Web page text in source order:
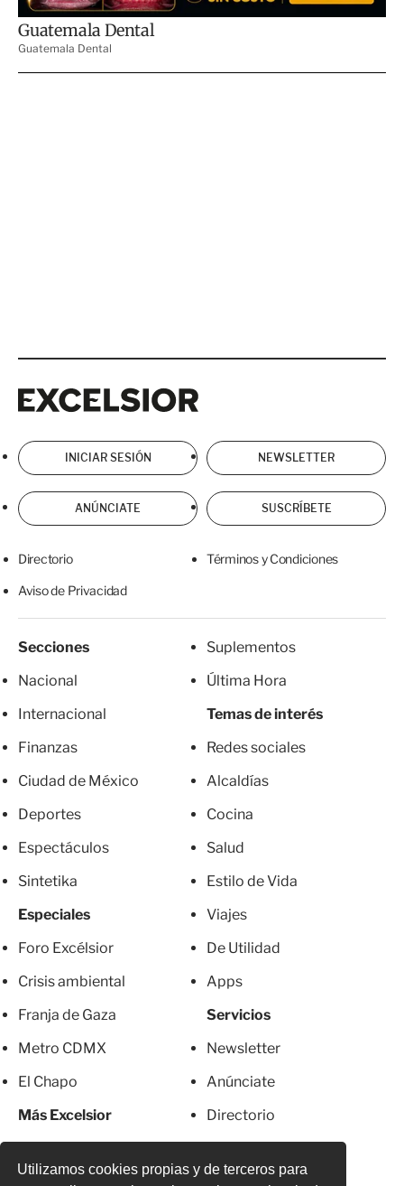
Utilizamos cookies propias y de terceros para
INICIAR SESIÓN NEWSLETTER
ANÚNCIATE SUSCRÍBETE
Directorio Términos y Condiciones
Aviso de Privacidad
Secciones
Nacional
Internacional
Finanzas
Ciudad de México
Deportes
Espectáculos
Sintetika
Especiales
Foro Excélsior
Crisis ambiental
Franja de Gaza
Metro CDMX
El Chapo
Más Excelsior
Suplementos
Última Hora
Temas de interés
Redes sociales
Alcaldías
Cocina
Salud
Estilo de Vida
Viajes
De Utilidad
Apps
Servicios
Newsletter
Anúnciate
Directorio